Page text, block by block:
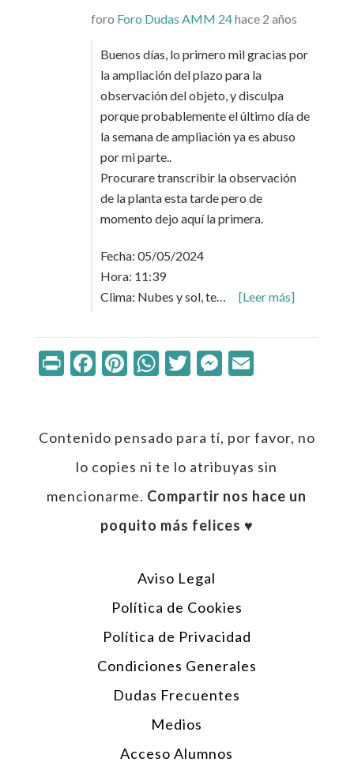
foro Foro Dudas AMM 24hace 2 años
Buenos días, lo primero mil gracias por
la ampliación del plazo para la
observación del objeto, y disculpa
porque probablemente el último día de
la semana de ampliación ya es abuso
por mi parte..
Procurare transcribir la observación
de la planta esta tarde pero de
momento dejo aquí la primera.
Fecha: 05/05/2024
Hora: 11:39
Clima: Nubes y sol, te…
[Leer más]
PrintFacebook
Pinterest
WhatsApp
Twitter
Messenger
Email
Contenido pensado para tí, por favor, no
lo copies ni te lo atribuyas sin
mencionarme. Compartir nos hace un
poquito más felices ♥︎
Aviso Legal
Política de Cookies
Política de Privacidad
Condiciones Generales
Dudas Frecuentes
Medios
Acceso Alumnos